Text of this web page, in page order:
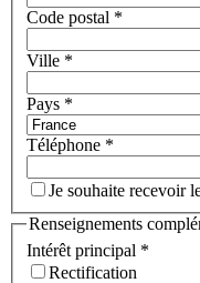
Code postal *
Ville *
Pays *
Téléphone *
Je souhaite recevoir
Renseignements
Intérêt principal *
Rectification